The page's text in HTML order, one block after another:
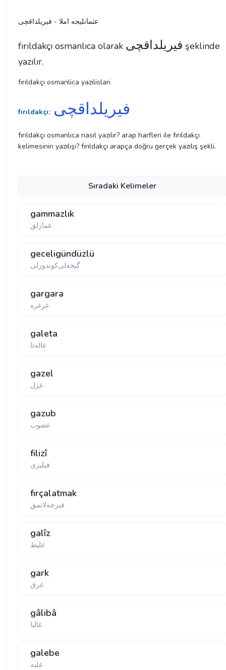
عثمانليجه املا - فیریلداقچی
fırıldakçı osmanlıca olarak فیریلداقچی şeklinde
yazılır.
fırıldakçı osmanlica yazilislari
fırıldakçı:: فیریلداقچی
fırıldakçı osmanlıca nasıl yazılır? arap harfleri ile fırıldakçı
kelimesinin yazılışı? fırıldakçı arapça doğru gerçek yazılış şekli.
Sıradaki Kelimeler
gammazlık
غمازلق
geceligündüzlü
گیجه‌لی‌كوندوزلی
gargara
غرغره
galeta
غاله‌تا
gazel
غزل
gazub
غضوب
filizî
فیلیزی
fırçalatmak
فیرچه‌لاتمق
galîz
غلیظ
gark
غرق
gâlibâ
غالبا
galebe
غلبه